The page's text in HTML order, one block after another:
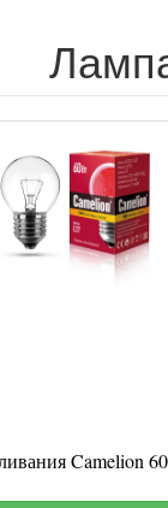
Camelion